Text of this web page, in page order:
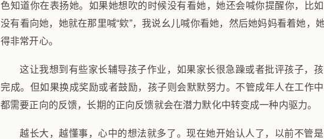
色知道你在表扬她。如果她想吹的时候没有看她，她还会喊你提醒你，比
没有看向她，她就在那里喊“欸”，我说幺儿喊你看她，然后她妈妈看着她，
得非常开心。
这让我想到有些家长辅导孩子作业，如果家长很急躁或者批评孩子，
完成。但如果换成奖励或者鼓励，孩子则会默默努力。不管成年人在工作
都需要正向的反馈，长期的正向反馈就会在潜力默化中转变成一种内驱力。
越长大，越懂事，心中的想法就多了。现在她开始认人了，以前不管是